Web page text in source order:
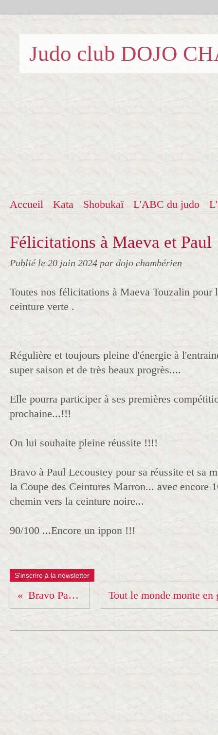
Judo club DOJO
Accueil Kata Shobukaï L'ABC du judo
Félicitations à Maeva et Paul
Publié le 20 juin 2024 par dojo chambérien
Toutes nos félicitations à Maeva Touzalin pour
ceinture verte .
Régulière et toujours pleine d'énergie à
super saison et de très beaux progrès....
Elle pourra participer à ses premières
prochaine...!!!
On lui souhaite pleine réussite !!!!
Bravo à Paul Lecoustey pour sa réussite et sa
la Coupe des Ceintures Marron... avec encore
chemin vers la ceinture noire...
90/100 ...Encore un ippon !!!
S'inscrire à la newsletter
Bravo Paul !